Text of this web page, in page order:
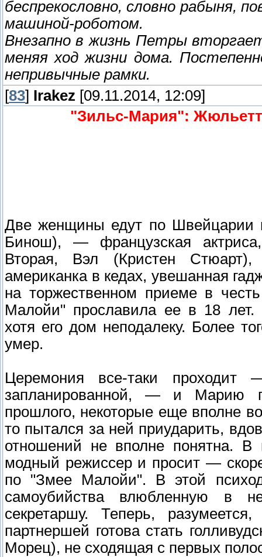
беспрекословно, словно рабыня,
машиной-роботом.
Внезапно в жизнь Петры
меняя ход жизни дома.
непривычные рамки.
[83] Irakez [09.11.2014, 12:09]
"Зильс-Мария":
Две женщины едут по Швейцарии
Бинош), — французская
Вторая, Вэл (Кристен
американка в кедах, увешанная
на торжественном приеме в
Малойи" прославила ее в 18 лет.
хотя его дом неподалеку. Более
умер.
Церемония все-таки проходит
запланированной, — и Марию
прошлого, некоторые еще вполне
то пытался за ней приударить,
отношений не вполне понятна. В
модный режиссер и просит —
по "Змее Малойи". В этой
самоубийства влюбленную в
секретаршу. Теперь,
партнершей готова стать
Морец), не сходящая с первых